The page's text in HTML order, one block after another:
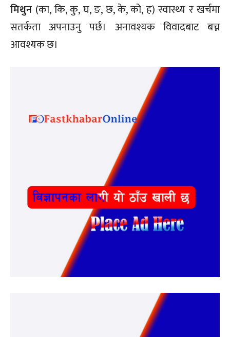
मिथुन (का, कि, कु, घ, ङ, छ, के, को, ह) स्वास्थ्य र खर्चमा
सतर्कता अपनाउनु पर्छ। अनावश्यक विवादबाट बच्न
आवश्यक छ।